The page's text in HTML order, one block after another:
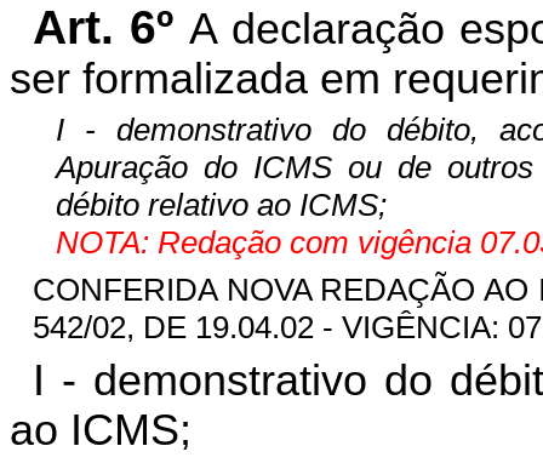
Art. 6ºA declaração
ser formalizada em
I - demonstrativo do débito,
Apuração do ICMS ou de outros
débito relativo ao ICMS;
NOTA: Redação com vigência
CONFERIDA NOVA REDAÇÃO AO
542/02, DE 19.04.02 - VIGÊNCIA:
I - demonstrativo do
ao ICMS;